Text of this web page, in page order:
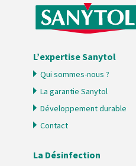
L’expertise Sanytol
Qui sommes-nous ?
La garantie Sanytol
Développement durable
Contact
La Désinfection